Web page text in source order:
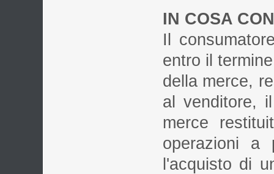
IN COSA
Il
entro il
della merce,
al venditore,
merce
operazioni a
l'acquisto di